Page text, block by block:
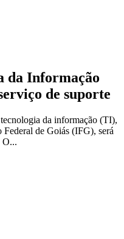
da Informação
de suporte
da informação (TI),
de Goiás (IFG), será
O...